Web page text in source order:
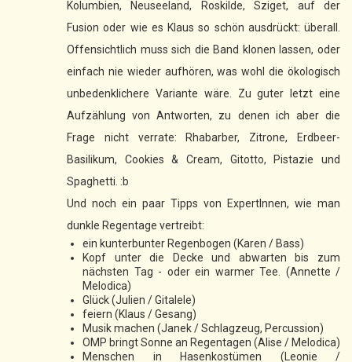
Kolumbien, Neuseeland, Roskilde, Sziget, auf der
Fusion oder wie es Klaus so schön ausdrückt: überall.
Offensichtlich muss sich die Band klonen lassen, oder
einfach nie wieder aufhören, was wohl die ökologisch
unbedenklichere Variante wäre. Zu guter letzt eine
Aufzählung von Antworten, zu denen ich aber die
Frage nicht verrate: Rhabarber, Zitrone, Erdbeer-
Basilikum, Cookies & Cream, Gitotto, Pistazie und
Spaghetti. :b
Und noch ein paar Tipps von ExpertInnen, wie man
dunkle Regentage vertreibt:
ein kunterbunter Regenbogen (Karen / Bass)
Kopf unter die Decke und abwarten bis zum
nächsten Tag - oder ein warmer Tee. (Annette /
Melodica)
Glück (Julien / Gitalele)
feiern (Klaus / Gesang)
Musik machen (Janek / Schlagzeug, Percussion)
OMP bringt Sonne an Regentagen (Alise / Melodica)
Menschen in Hasenkostümen (Leonie /